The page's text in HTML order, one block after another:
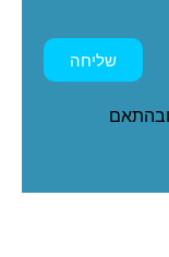
שליחה
ובהתאם